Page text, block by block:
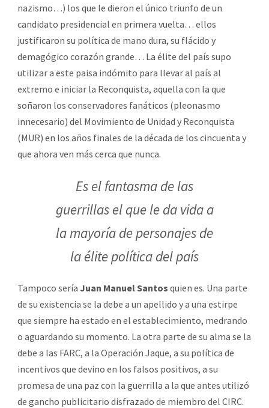
nazismo…) los que le dieron el único triunfo de un
candidato presidencial en primera vuelta… ellos
justificaron su política de mano dura, su flácido y
demagógico corazón grande… La élite del país supo
utilizar a este paisa indómito para llevar al país al
extremo e iniciar la Reconquista, aquella con la que
soñaron los conservadores fanáticos (pleonasmo
innecesario) del Movimiento de Unidad y Reconquista
(MUR) en los años finales de la década de los cincuenta y
que ahora ven más cerca que nunca.
Es el fantasma de las
guerrillas el que le da vida a
la mayoría de personajes de
la élite política del país
Tampoco sería Juan Manuel Santos quien es. Una parte
de su existencia se la debe a un apellido y a una estirpe
que siempre ha estado en el establecimiento, medrando
o aguardando su momento. La otra parte de su alma se la
debe a las FARC, a la Operación Jaque, a su política de
incentivos que devino en los falsos positivos, a su
promesa de una paz con la guerrilla a la que antes utilizó
de gancho publicitario disfrazado de miembro del CIRC.